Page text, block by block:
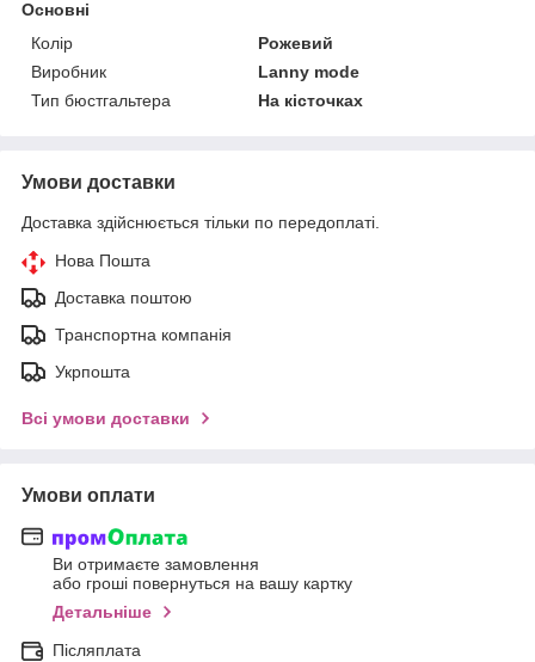
Основні
Колір
Рожевий
Виробник
Lanny mode
Тип бюстгальтера
На кісточках
Умови доставки
Доставка здійснюється тільки по передоплаті.
Нова Пошта
Доставка поштою
Транспортна компанія
Укрпошта
Всі умови доставки
Умови оплати
Ви отримаєте замовлення
або гроші повернуться на вашу картку
Детальніше
Післяплата